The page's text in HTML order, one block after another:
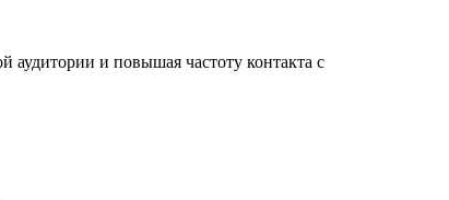
аудитории и повышая частоту контакта с